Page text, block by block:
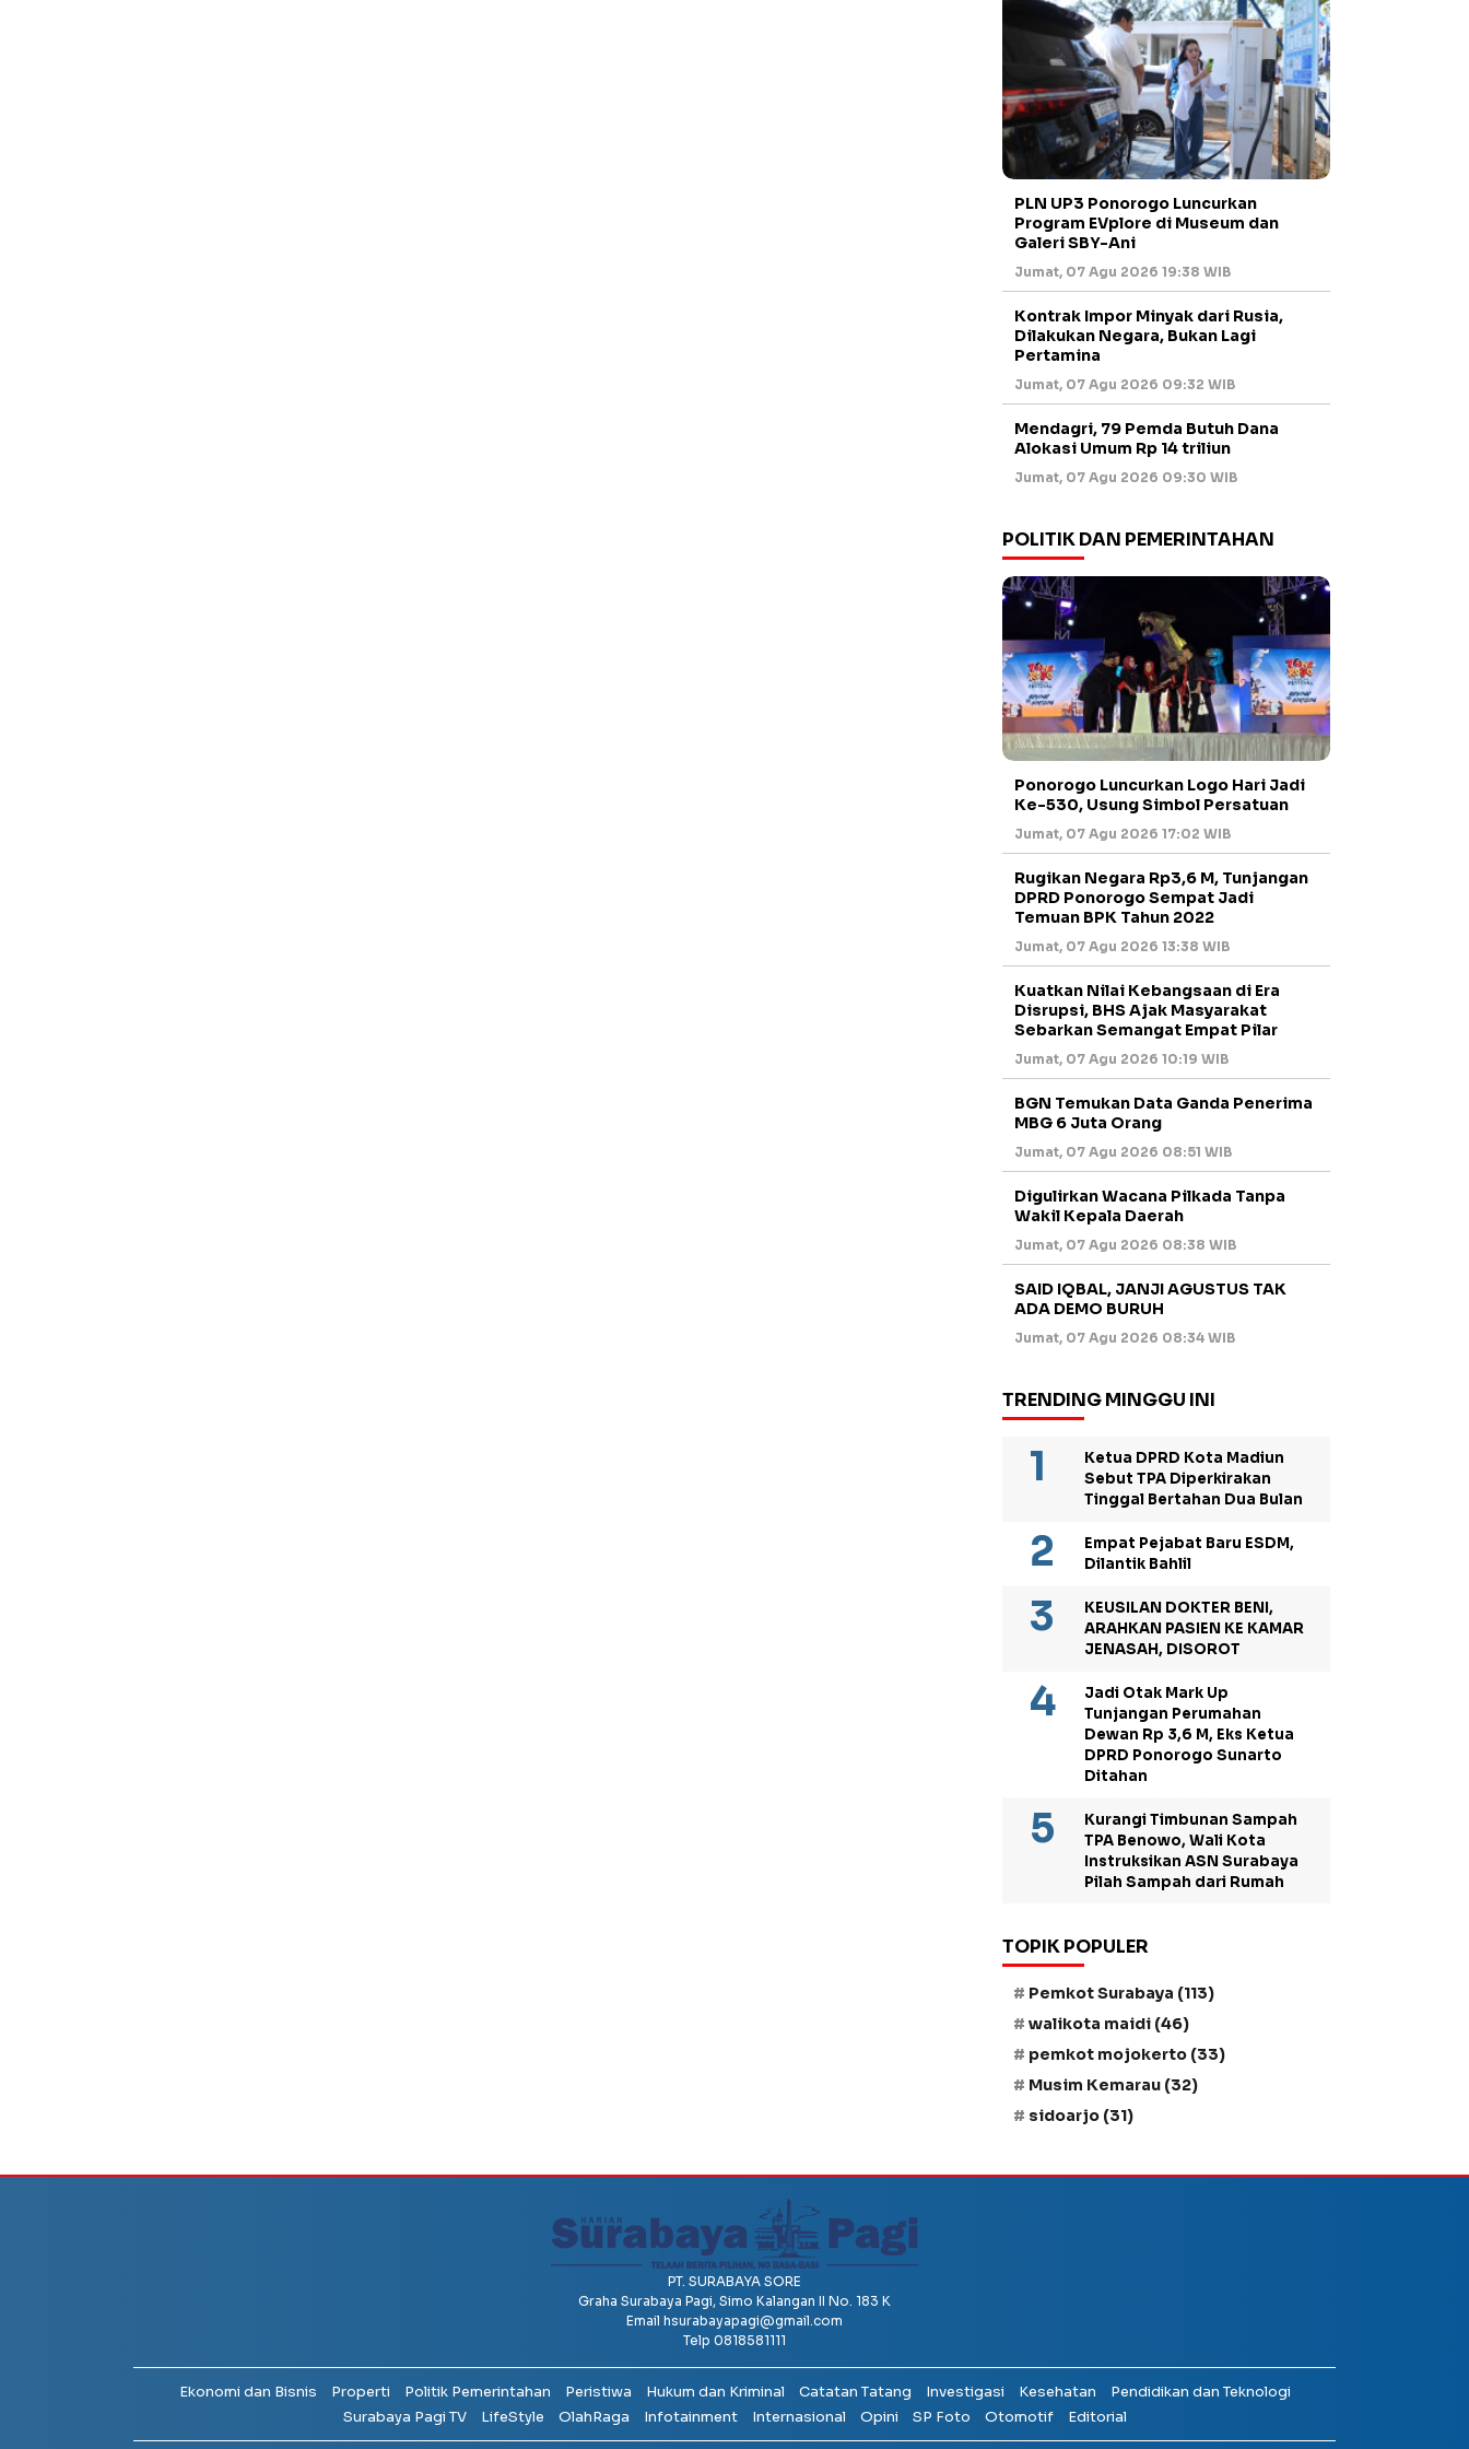
PLN UP3 Ponorogo Luncurkan
Program EVplore di Museum dan
Galeri SBY-Ani
Jumat, 07 Agu 2026 19:38 WIB
Kontrak Impor Minyak dari Rusia,
Dilakukan Negara, Bukan Lagi
Pertamina
Jumat, 07 Agu 2026 09:32 WIB
Mendagri, 79 Pemda Butuh Dana
Alokasi Umum Rp 14 triliun
Jumat, 07 Agu 2026 09:30 WIB
POLITIK DAN PEMERINTAHAN
Ponorogo Luncurkan Logo Hari Jadi
Ke-530, Usung Simbol Persatuan
Jumat, 07 Agu 2026 17:02 WIB
Rugikan Negara Rp3,6 M, Tunjangan
DPRD Ponorogo Sempat Jadi
Temuan BPK Tahun 2022
Jumat, 07 Agu 2026 13:38 WIB
Kuatkan Nilai Kebangsaan di Era
Disrupsi, BHS Ajak Masyarakat
Sebarkan Semangat Empat Pilar
Jumat, 07 Agu 2026 10:19 WIB
BGN Temukan Data Ganda Penerima
MBG 6 Juta Orang
Jumat, 07 Agu 2026 08:51 WIB
Digulirkan Wacana Pilkada Tanpa
Wakil Kepala Daerah
Jumat, 07 Agu 2026 08:38 WIB
SAID IQBAL, JANJI AGUSTUS TAK
ADA DEMO BURUH
Jumat, 07 Agu 2026 08:34 WIB
TRENDING MINGGU INI
Ketua DPRD Kota Madiun
Sebut TPA Diperkirakan
Tinggal Bertahan Dua Bulan
Empat Pejabat Baru ESDM,
Dilantik Bahlil
KEUSILAN DOKTER BENI,
ARAHKAN PASIEN KE KAMAR
JENASAH, DISOROT
Jadi Otak Mark Up
Tunjangan Perumahan
Dewan Rp 3,6 M, Eks Ketua
DPRD Ponorogo Sunarto
Ditahan
Kurangi Timbunan Sampah
TPA Benowo, Wali Kota
Instruksikan ASN Surabaya
Pilah Sampah dari Rumah
TOPIK POPULER
Pemkot Surabaya (113)
walikota maidi (46)
pemkot mojokerto (33)
Musim Kemarau (32)
sidoarjo (31)
PT. SURABAYA SORE
Graha Surabaya Pagi, Simo Kalangan II No. 183 K
Email hsurabayapagi@gmail.com
Telp 0818581111
Ekonomi dan Bisnis Properti Politik Pemerintahan Peristiwa Hukum dan Kriminal Catatan Tatang Investigasi Kesehatan
Pendidikan dan Teknologi
Surabaya Pagi TV
LifeStyle OlahRaga Infotainment Internasional Opini SP Foto Otomotif Editorial